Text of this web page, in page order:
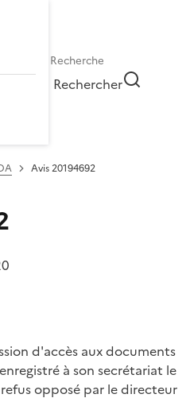
Rechercher
Avis 20194692
d'accès aux documents
à son secrétariat le
opposé par le directeur